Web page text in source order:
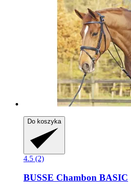
Do koszyka
4.5 (2)
BUSSE Chambon BASIC